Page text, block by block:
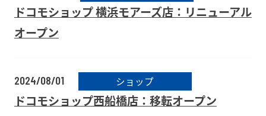
ドコモショップ 横浜モアーズ店：リニューアル
オープン
2024/08/01 ショップ
ドコモショップ西船橋店：移転オープン